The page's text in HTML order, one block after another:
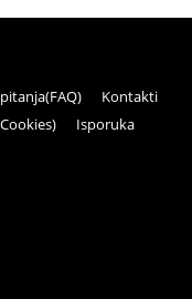
Kontakti
Isporuka